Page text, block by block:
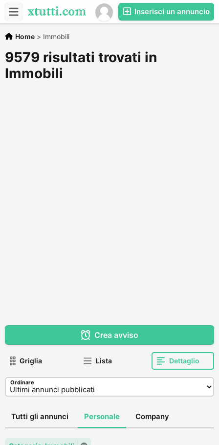
Inserisci un annuncio
Home > Immobili
9579 risultati trovati in
Immobili
Crea avviso
Griglia Lista Dettaglio
Ordinare
Tutti gli annunci Personale Company